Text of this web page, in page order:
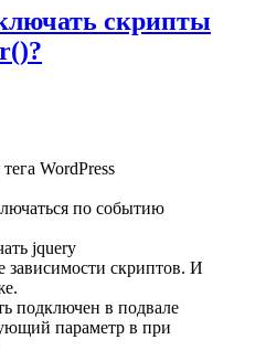
скрипты
WordPress
по событию
jquery
зависимости скриптов. И
подключен в подвале
параметр в при